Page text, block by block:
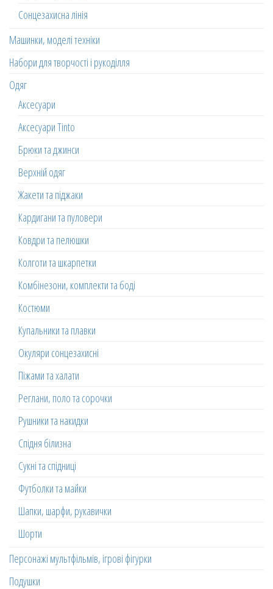
Сонцезахисна лінія
Машинки, моделі техніки
Набори для творчості і рукоділля
Одяг
Аксесуари
Аксесуари Tinto
Брюки та джинси
Верхній одяг
Жакети та піджаки
Кардигани та пуловери
Ковдри та пелюшки
Колготи та шкарпетки
Комбінезони, комплекти та боді
Костюми
Купальники та плавки
Окуляри сонцезахисні
Піжами та халати
Реглани, поло та сорочки
Рушники та накидки
Спідня білизна
Сукні та спідниці
Футболки та майки
Шапки, шарфи, рукавички
Шорти
Персонажі мультфільмів, ігрові фігурки
Подушки